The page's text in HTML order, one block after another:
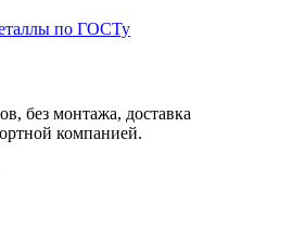
по ГОСТу
без монтажа, доставка
компанией.